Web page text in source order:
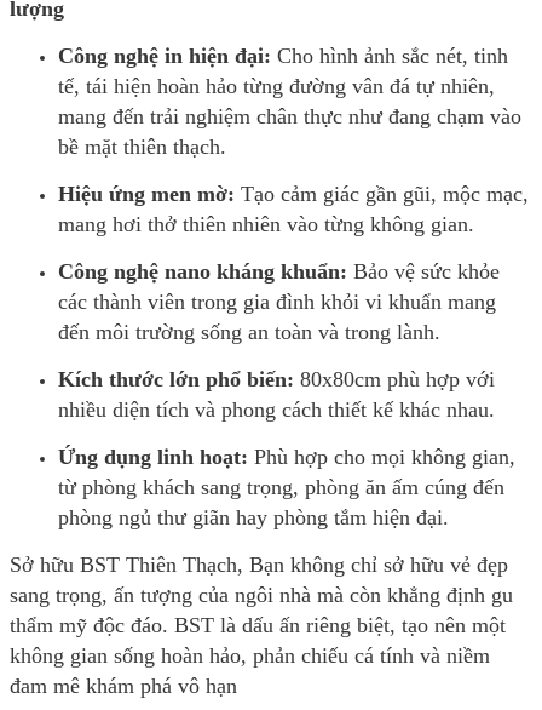
lượng
Công nghệ in hiện đại: Cho hình ảnh sắc nét, tinh
tế, tái hiện hoàn hảo từng đường vân đá tự nhiên,
mang đến trải nghiệm chân thực như đang chạm vào
bề mặt thiên thạch.
Hiệu ứng men mờ: Tạo cảm giác gần gũi, mộc mạc,
mang hơi thở thiên nhiên vào từng không gian.
Công nghệ nano kháng khuẩn: Bảo vệ sức khỏe
các thành viên trong gia đình khỏi vi khuẩn mang
đến môi trường sống an toàn và trong lành.
Kích thước lớn phổ biến: 80x80cm phù hợp với
nhiều diện tích và phong cách thiết kế khác nhau.
Ứng dụng linh hoạt: Phù hợp cho mọi không gian,
từ phòng khách sang trọng, phòng ăn ấm cúng đến
phòng ngủ thư giãn hay phòng tắm hiện đại.
Sở hữu BST Thiên Thạch, Bạn không chỉ sở hữu vẻ đẹp
sang trọng, ấn tượng của ngôi nhà mà còn khẳng định gu
thẩm mỹ độc đáo. BST là dấu ấn riêng biệt, tạo nên một
không gian sống hoàn hảo, phản chiếu cá tính và niềm
đam mê khám phá vô hạn